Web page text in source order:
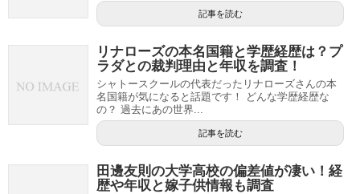
記事を読む
リナローズの本名国籍と学歴経歴は？プ
ラダとの裁判理由と年収を調査！
シャトースクールの代表だったリナローズさんの本
名国籍が気になると話題です！ どんな学歴経歴な
の？ 過去にあの世界...
記事を読む
田邊友則の大学高校の偏差値が凄い！経
歴や年収と嫁子供情報も調査